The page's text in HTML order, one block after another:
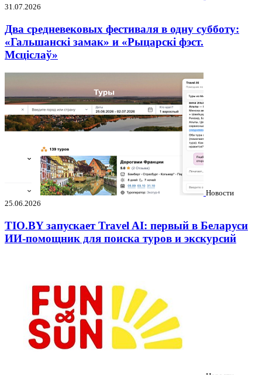
31.07.2026
Два средневековых фестиваля в одну субботу:
«Гальшанскі замак» и «Рыцарскі фэст.
Мсціслаў»
Новости
25.06.2026
TIO.BY запускает Travel AI: первый в Беларуси
ИИ-помощник для поиска туров и экскурсий